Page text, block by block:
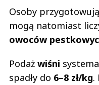
Osoby
mogą natomiast
owoców
Podaż wiśni
spadły do 6–8 zł/kg.